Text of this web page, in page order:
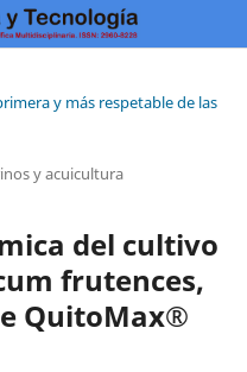
y más respetable de las
y acuicultura
del cultivo
frutences,
QuitoMax®